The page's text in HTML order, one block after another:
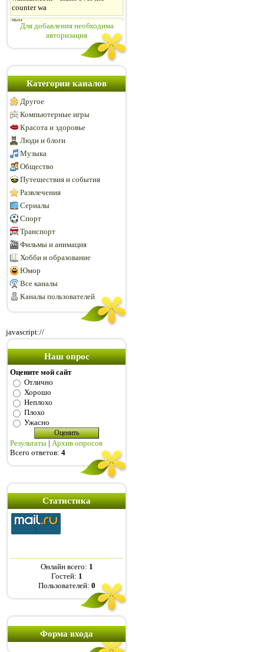
Для добавления необходима
авторизация
Категории каналов
Другое
Компьютерные игры
Красота и здоровье
Люди и блоги
Музыка
Общество
Путешествия и события
Развлечения
Сериалы
Спорт
Транспорт
Фильмы и анимация
Хобби и образование
Юмор
Все каналы
Каналы пользователей
javascript://
Наш опрос
Оцените мой сайт
Отлично
Хорошо
Неплохо
Плохо
Ужасно
Результаты | Архив опросов
Всего ответов: 4
Статистика
Онлайн всего: 1
Гостей: 1
Пользователей: 0
Форма входа